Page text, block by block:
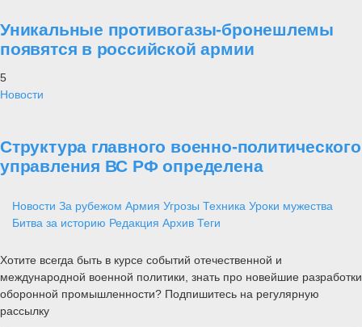
Уникальные противогазы-бронешлемы
появятся в российской армии
5
Новости
Структура главного военно-политического
управления ВС РФ определена
Новости За рубежом Армия Угрозы Техника Уроки мужества
Битва за историю Редакция Архив Теги
Хотите всегда быть в курсе событий отечественной и
международной военной политики, знать про новейшие разработки
оборонной промышленности? Подпишитесь на регулярную
рассылку